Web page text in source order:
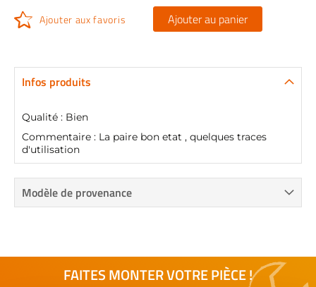
Ajouter aux favoris Ajouter au panier
Infos produits
Qualité : Bien
Commentaire : La paire bon etat , quelques traces
d'utilisation
Modèle de provenance
FAITES MONTER VOTRE PIÈCE !